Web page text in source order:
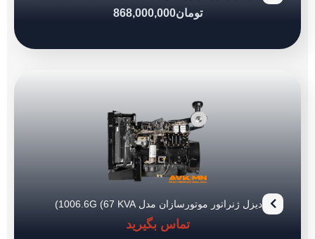
تومان868,000,000
دیزل ژنراتور موتورسازان مدل 1006.6G (67 KVA)
تماس بگیرید